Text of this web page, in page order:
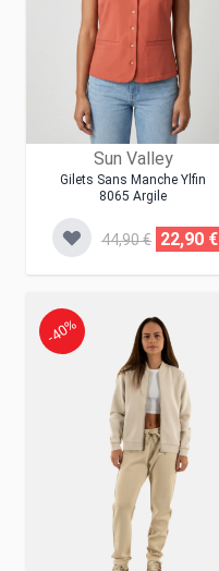
Sun Valley
Gilets Sans Manche Ylfin
8065 Argile
44,90 € 22,90 €
-40%